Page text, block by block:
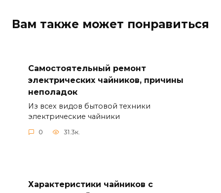
Вам также может понравиться
Самостоятельный ремонт
электрических чайников, причины
неполадок
Из всех видов бытовой техники
электрические чайники
0 31.3к.
Характеристики чайников с